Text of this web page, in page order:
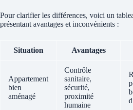
Pour clarifier les différences, voici un
présentant avantages et inconvénients :
Situation Avantages
Appartement
bien
aménagé
Contrôle
sanitaire,
sécurité,
proximité
humaine